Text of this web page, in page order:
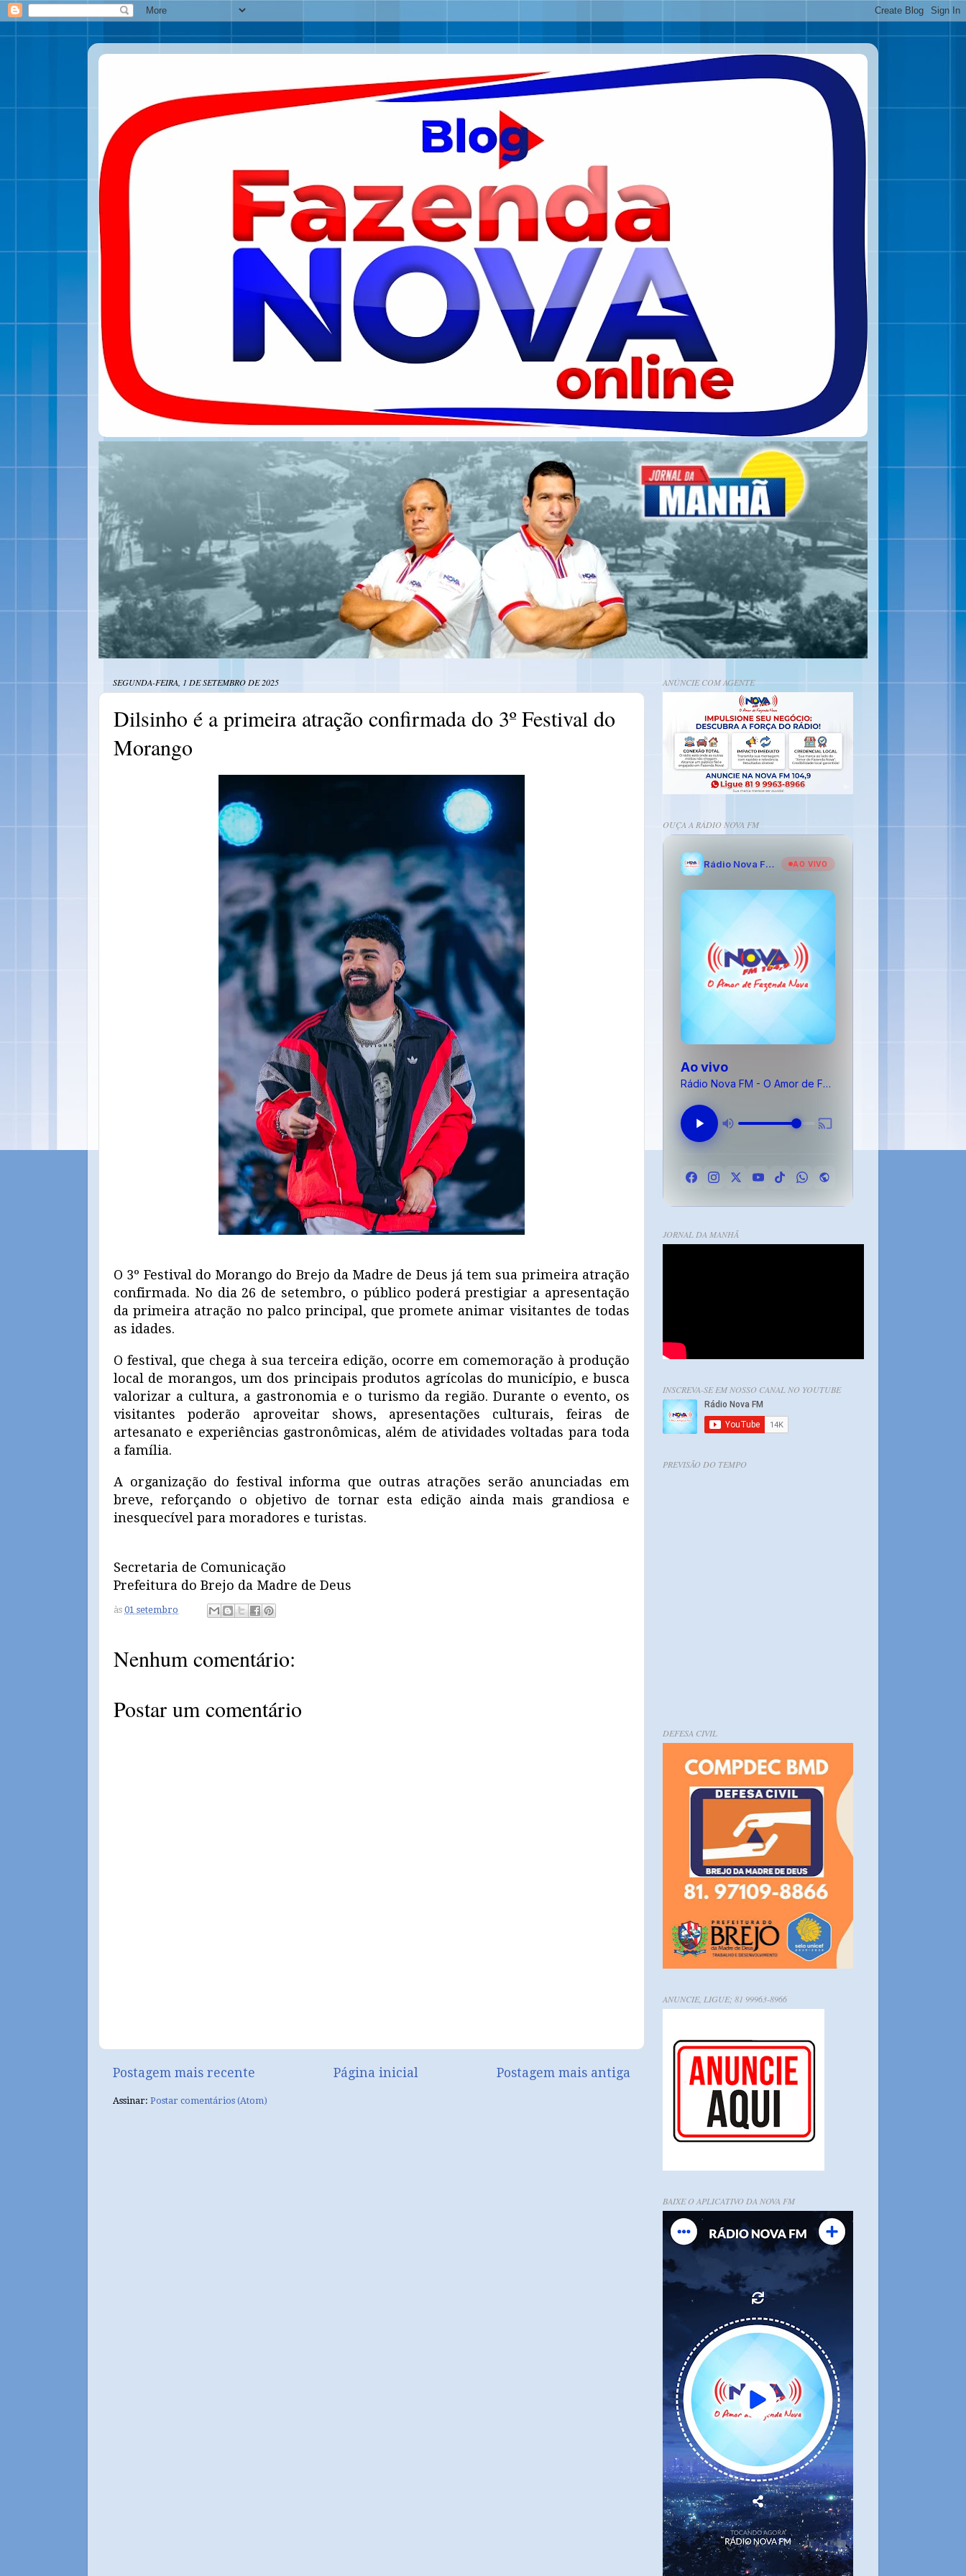
SEGUNDA-FEIRA, 1 DE SETEMBRO DE 2025
Dilsinho é a primeira atração confirmada do 3º Festival do
Morango
O 3º Festival do Morango do Brejo da Madre de Deus já tem sua primeira atração
confirmada. No dia 26 de setembro, o público poderá prestigiar a apresentação
da primeira atração no palco principal, que promete animar visitantes de todas
as idades.
O festival, que chega à sua terceira edição, ocorre em comemoração à produção
local de morangos, um dos principais produtos agrícolas do município, e busca
valorizar a cultura, a gastronomia e o turismo da região. Durante o evento, os
visitantes poderão aproveitar shows, apresentações culturais, feiras de
artesanato e experiências gastronômicas, além de atividades voltadas para toda
a família.
A organização do festival informa que outras atrações serão anunciadas em
breve, reforçando o objetivo de tornar esta edição ainda mais grandiosa e
inesquecível para moradores e turistas.
Secretaria de Comunicação
Prefeitura do Brejo da Madre de Deus
às 01 setembro
Nenhum comentário:
Postar um comentário
Postagem mais recente Postagem mais antiga
Página inicial
Assinar: Postar comentários (Atom)
ANÚNCIE COM AGENTE
OUÇA A RÁDIO NOVA FM
Rádio Nova FM - O Amor de Fazenda Nova AO VIVO
Ao vivo
Rádio Nova FM - O Amor de Fazenda Nova
JORNAL DA MANHÃ
INSCREVA-SE EM NOSSO CANAL NO YOUTUBE
PREVISÃO DO TEMPO
DEFESA CIVIL
ANUNCIE, LIGUE; 81 99963-8966
BAIXE O APLICATIVO DA NOVA FM